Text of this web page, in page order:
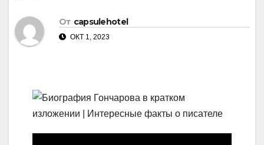
От capsulehotel
ОКТ 1, 2023